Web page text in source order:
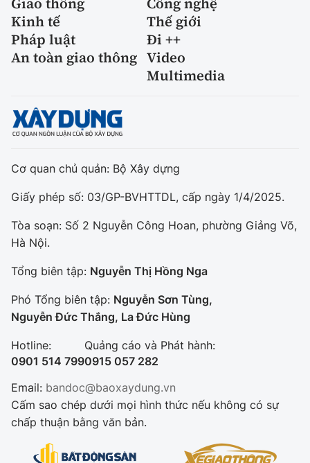
Kinh tế
Thế giới
Pháp luật
Đi ++
An toàn giao thông Video
Multimedia
Cơ quan chủ quản: Bộ Xây dựng
Giấy phép số: 03/GP-BVHTTDL, cấp ngày 1/4/2025.
Tòa soạn: Số 2 Nguyễn Công Hoan, phường Giảng Võ,
Hà Nội.
Tổng biên tập: Nguyễn Thị Hồng Nga
Phó Tổng biên tập: Nguyễn Sơn Tùng,
Nguyễn Đức Thắng, La Đức Hùng
Hotline:
0901 514 799
Quảng cáo và Phát hành:
0915 057 282
Email: bandoc@baoxaydung.vn
Cấm sao chép dưới mọi hình thức nếu không có sự
chấp thuận bằng văn bản.